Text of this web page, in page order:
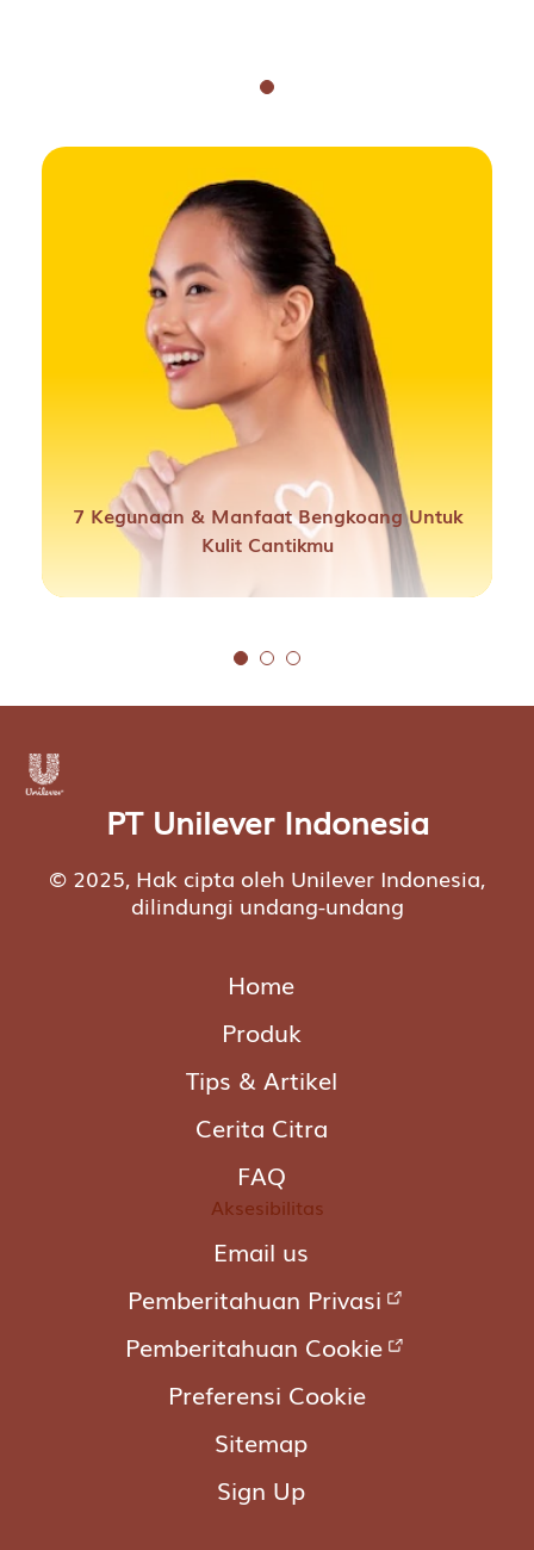
7 Kegunaan & Manfaat Bengkoang Untuk
Kulit Cantikmu
PT Unilever Indonesia
© 2025, Hak cipta oleh Unilever Indonesia,
dilindungi undang-undang
Home
Produk
Tips & Artikel
Cerita Citra
FAQ
Aksesibilitas
Email us
Pemberitahuan Privasi
Pemberitahuan Cookie
Preferensi Cookie
Sitemap
Sign Up